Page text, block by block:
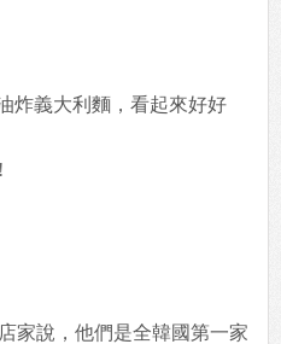
炸義大利麵，看起來好好
家說，他們是全韓國第一家